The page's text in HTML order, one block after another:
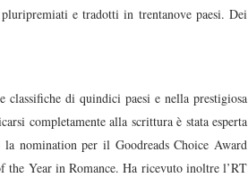
e tradotti in trentanove paesi. Dei
classifiche di quindici paesi e nella prestigiosa
completamente alla scrittura è stata esperta
nomination per il Goodreads Choice Award
the Year in Romance. Ha ricevuto inoltre l’RT